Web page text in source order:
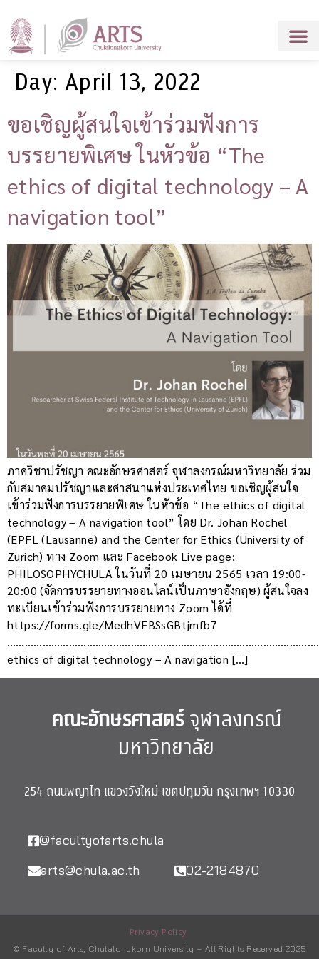
Day: April 13, 2022
ขอเชิญผู้สนใจเข้าร่วมฟังการ
บรรยายพิเศษ ในหัวข้อ “The
ethics of digital technology – A
navigation tool”
ภาควิชาปรัชญา คณะอักษรศาสตร์ จุฬาลงกรณ์มหาวิทยาลัย ร่วม
กับสมาคมปรัชญาและศาสนาแห่งประเทศไทย ขอเชิญผู้สนใจ
เข้าร่วมฟังการบรรยายพิเศษ ในหัวข้อ “The ethics of digital
technology – A navigation tool” โดย Dr. Johan Rochel
(EPFL (Lausanne) and the Center for Ethics (University of
Zürich) ทาง Zoom และ Facebook Live page:
PHILOSOPHYCHULA ในวันที่ 20 เมษายน 2565 เวลา 19:00-
20:00 (จัดการบรรยายทางออนไลน์เป็นภาษาอังกฤษ) ผู้สนใจลง
ทะเบียนเข้าร่วมฟังการบรรยายทาง Zoom ได้ที่
https://forms.gle/MedhVEBSsGBtjmfb7
ethics of digital technology – A navigation […]
คณะอักษรศาสตร์จุฬาลงกรณ์
มหาวิทยาลัย
254 ถนนพญาไท แขวงวังใหม่ เขตปทุมวัน กรุงเทพฯ 10330
@facultyofarts.chula
arts@chula.ac.th
02-2184870
Privacy Policy
© Faculty of Arts, Chulalongkorn University – All Rights Reserved 2025